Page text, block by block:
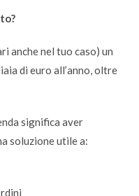
anche nel tuo caso) un
di euro all’anno, oltre
significa aver
soluzione utile a: